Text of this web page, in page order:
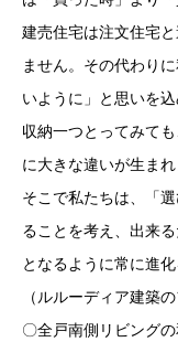
建売住宅は注文住宅
ません。その代わり
いように」と思いを込
収納一つとってみて
に大きな違いが生まれ
そこで私たちは、「
ることを考え、出来
となるように常に進
（ルルーディア建築
〇全戸南側リビング